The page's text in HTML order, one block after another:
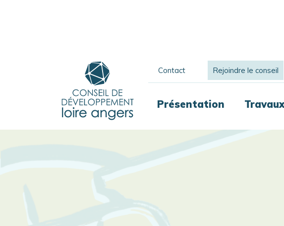
Contact Rejoindre le conseil
Présentation